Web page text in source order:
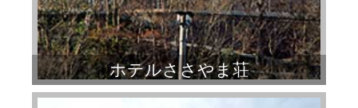
ホテルささやま荘